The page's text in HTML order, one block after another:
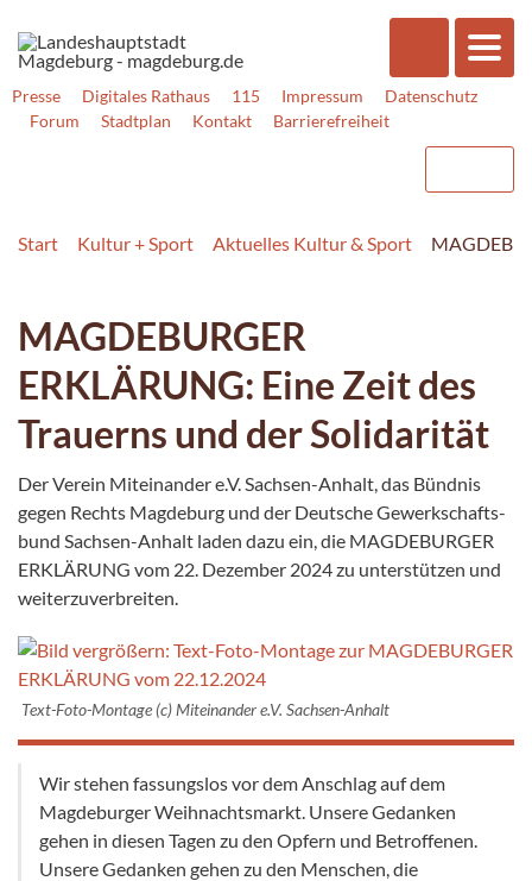
Presse Digitales Rathaus 115 Impressum
Datenschutz
Forum
Stadtplan Kontakt Barrierefreiheit
Start Kultur + Sport Aktuelles Kultur & Sport
MAGDEBURGER
ERKLÄRUNG: Eine Zeit des
Trauerns und der Solidarität
Der Verein Miteinander e.V. Sachsen-Anhalt, das Bündnis
gegen Rechts Magdeburg und der Deutsche Gewerk­schafts­
bund Sachsen-Anhalt laden dazu ein, die MAGDEBURGER
ERKLÄRUNG vom 22. Dezember 2024 zu unterstützen und
weiterzuverbreiten.
Text-Foto-Montage (c) Miteinander e.V. Sachsen-Anhalt
Wir stehen fassungslos vor dem Anschlag auf dem
Magdeburger Weihnachtsmarkt. Unsere Gedan­ken
gehen in die­sen Tagen zu den Opfern und Betroffenen.
Unsere Gedanken gehen zu den Men­schen, die